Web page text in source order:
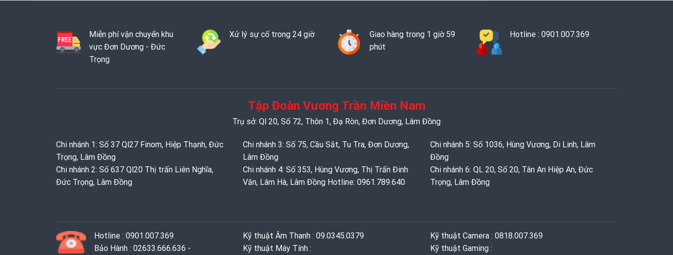
Miễn phí vận chuyển khu
vực Đơn Dương - Đức
Trọng
Xử lý sự cố trong 24 giờ
Giao hàng trong 1 giờ 59
phút
Hotline : 0901.007.369
Tập Đoàn Vương Trần Miền Nam
Trụ sở: Ql 20, Số 72, Thôn 1, Đạ Ròn, Đơn Dương, Lâm Đồng
Chi nhánh 1: Số 37 Ql27 Finom, Hiệp Thạnh, Đức
Trọng, Lâm Đồng
Chi nhánh 2: Số 637 Ql20 Thị trấn Liên Nghĩa,
Đức Trọng, Lâm Đồng
Chi nhánh 3: Số 75, Cầu Sắt, Tu Tra, Đơn Dương,
Lâm Đồng
Chi nhánh 4: Số 353, Hùng Vương, Thị Trấn Đinh
Văn, Lâm Hà, Lâm Đồng Hotline: 0961.789.640
Chi nhánh 5: Số 1036, Hùng Vương, Di Linh, Lâm
Đồng
Chi nhánh 6: QL 20, Số 20, Tân An Hiệp An, Đức
Trọng, Lâm Đồng
Hotline : 0901.007.369
Bảo Hành : 02633.666.636 -
Kỹ thuật Âm Thanh : 09.0345.0379
Kỹ thuật Máy Tính :
Kỹ thuật Camera : 0818.007.369
Kỹ thuật Gaming ‭: ‬